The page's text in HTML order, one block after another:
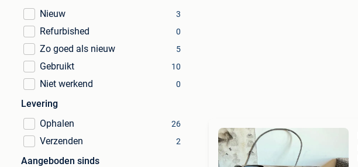
Nieuw
3
Refurbished 0
Zo goed als nieuw 5
Gebruikt 10
Niet werkend 0
Levering
Ophalen
26
Verzenden 2
Aangeboden sinds